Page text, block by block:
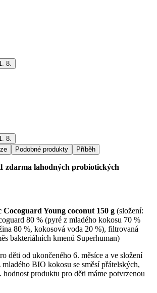
8.
8.
Podobné produkty Příběh
zdarma lahodných probiotických
Young coconut 150 g (složení:
80 % (pyré z mladého kokosu 70 %
80 %, kokosová voda 20 %), filtrovaná
bakteriálních kmenů Superhuman)
děti od ukončeného 6. měsíce a ve složení
mladého BIO kokosu se směsí přátelských,
hodnost produktu pro děti máme potvrzenou